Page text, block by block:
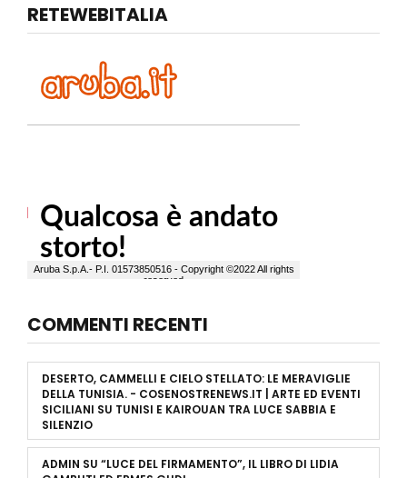
RETEWEBITALIA
COMMENTI RECENTI
DESERTO, CAMMELLI E CIELO STELLATO: LE MERAVIGLIE
DELLA TUNISIA. - COSENOSTRENEWS.IT | ARTE ED EVENTI
SICILIANI SU TUNISI E KAIROUAN TRA LUCE SABBIA E
SILENZIO
ADMIN SU “LUCE DEL FIRMAMENTO”, IL LIBRO DI LIDIA